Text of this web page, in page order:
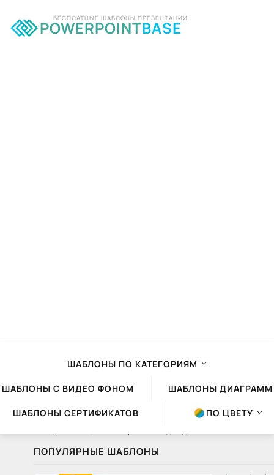
POWERPOINTBASE
БЕСПЛАТНЫЕ ШАБЛОНЫ ПРЕЗЕНТАЦИЙ
ШАБЛОНЫ ПО КАТЕГОРИЯМ
ШАБЛОНЫ С ВИДЕО ФОНОМ ШАБЛОНЫ ДИАГРАММ
ШАБЛОНЫ СЕРТИФИКАТОВ ПО ЦВЕТУ
ПОПУЛЯРНЫЕ ШАБЛОНЫ